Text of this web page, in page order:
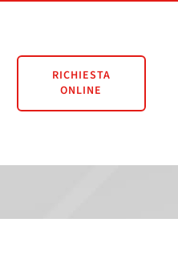
RICHIESTA
ONLINE